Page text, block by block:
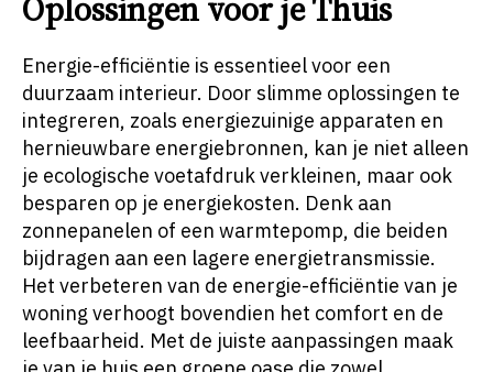
Energie-efficiëntie is essentieel voor een
duurzaam interieur. Door slimme oplossingen te
integreren, zoals energiezuinige apparaten en
hernieuwbare energiebronnen, kan je niet alleen
je ecologische voetafdruk verkleinen, maar ook
besparen op je energiekosten. Denk aan
zonnepanelen of een warmtepomp, die beiden
bijdragen aan een lagere energietransmissie.
Het verbeteren van de energie-efficiëntie van je
woning verhoogt bovendien het comfort en de
leefbaarheid. Met de juiste aanpassingen maak